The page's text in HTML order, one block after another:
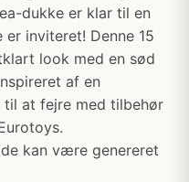
dukke er klar til en
inviteret! Denne 15
look med en sød
af en
til at fejre med tilbehør
kan være genereret